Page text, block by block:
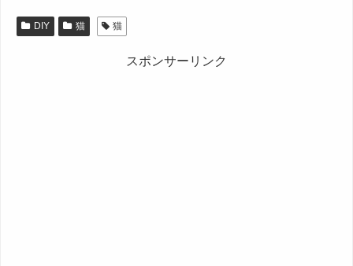
DIY 猫 猫
スポンサーリンク